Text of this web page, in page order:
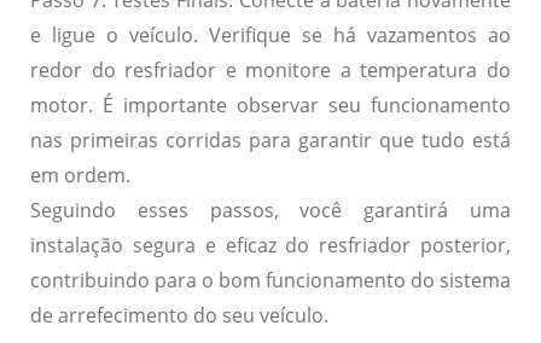
e ligue o veículo. Verifique se há vazamentos ao
redor do resfriador e monitore a temperatura do
motor. É importante observar seu funcionamento
nas primeiras corridas para garantir que tudo está
em ordem.
Seguindo esses passos, você garantirá uma
instalação segura e eficaz do resfriador posterior,
contribuindo para o bom funcionamento do sistema
de arrefecimento do seu veículo.